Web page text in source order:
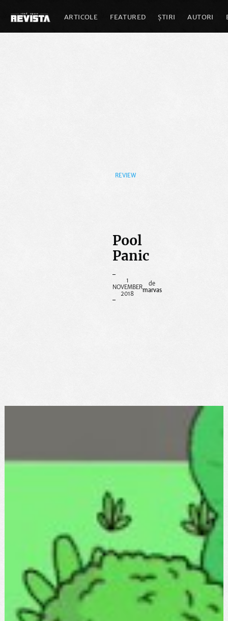
ARTICOLE FEATURED ȘTIRI AUTORI
REVIEW
Pool
Panic
1
NOVEMBER
2018
marvas